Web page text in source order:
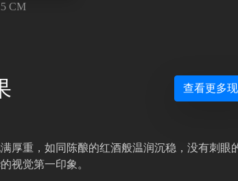
CM
查看更多
厚重，如同陈酿的红酒般温润沉稳，没有刺眼
视觉第一印象。